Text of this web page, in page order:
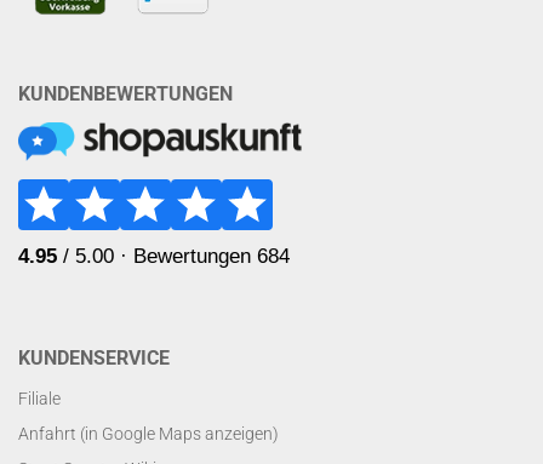
KUNDENBEWERTUNGEN
KUNDENSERVICE
Filiale
Anfahrt (in Google Maps anzeigen)